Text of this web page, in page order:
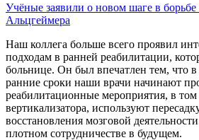
Учёные заявили о новом шаге в борьбе
Альцгеймера
Наш коллега больше всего проявил
подходам в ранней реабилитации,
больнице. Он был впечатлен тем, что
ранние сроки наши врачи начинают
реабилитационные мероприятия, в
вертикализатора, используют
восстановления мозговой
плотном сотрудничестве в будущем.